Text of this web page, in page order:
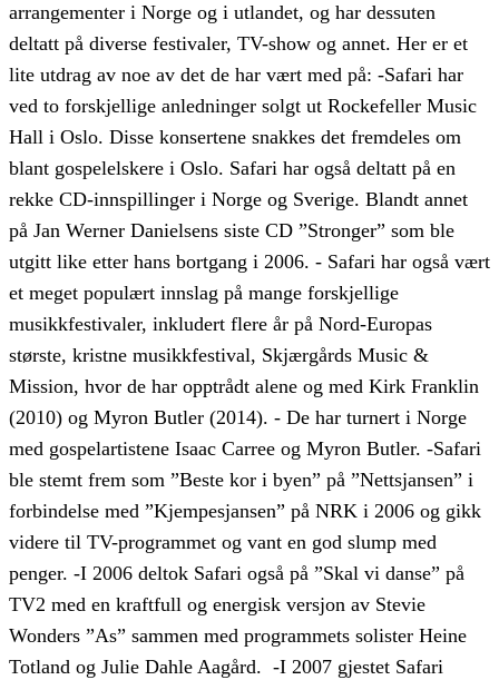
arrangementer i Norge og i utlandet, og har dessuten
deltatt på diverse festivaler, TV-show og annet. Her er et
lite utdrag av noe av det de har vært med på: -Safari har
ved to forskjellige anledninger solgt ut Rockefeller Music
Hall i Oslo. Disse konsertene snakkes det fremdeles om
blant gospelelskere i Oslo. Safari har også deltatt på en
rekke CD-innspillinger i Norge og Sverige. Blandt annet
på Jan Werner Danielsens siste CD ”Stronger” som ble
utgitt like etter hans bortgang i 2006. - Safari har også vært
et meget populært innslag på mange forskjellige
musikkfestivaler, inkludert flere år på Nord-Europas
største, kristne musikkfestival, Skjærgårds Music &
Mission, hvor de har opptrådt alene og med Kirk Franklin
(2010) og Myron Butler (2014). - De har turnert i Norge
med gospelartistene Isaac Carree og Myron Butler. -Safari
ble stemt frem som ”Beste kor i byen” på ”Nettsjansen” i
forbindelse med ”Kjempesjansen” på NRK i 2006 og gikk
videre til TV-programmet og vant en god slump med
penger. -I 2006 deltok Safari også på ”Skal vi danse” på
TV2 med en kraftfull og energisk versjon av Stevie
Wonders ”As” sammen med programmets solister Heine
Totland og Julie Dahle Aagård. -I 2007 gjestet Safari